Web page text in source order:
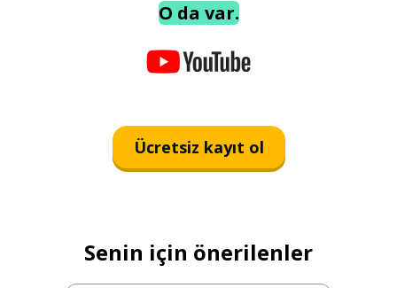
O da var.
Ücretsiz kayıt ol
Senin için önerilenler